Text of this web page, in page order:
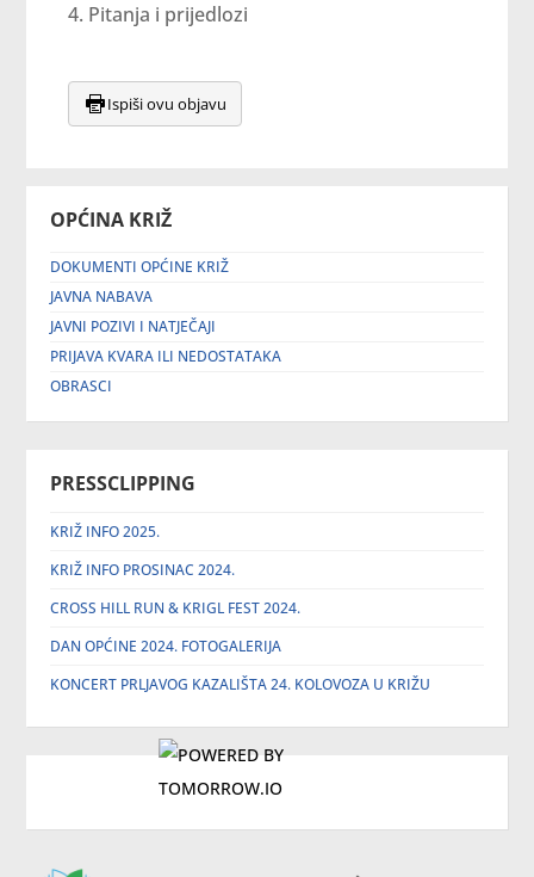
OPĆINA KRIŽ
DOKUMENTI OPĆINE KRIŽ
JAVNA NABAVA
JAVNI POZIVI I NATJEČAJI
PRIJAVA KVARA ILI NEDOSTATAKA
OBRASCI
PRESSCLIPPING
KRIŽ INFO 2025.
KRIŽ INFO PROSINAC 2024.
CROSS HILL RUN & KRIGL FEST 2024.
DAN OPĆINE 2024. FOTOGALERIJA
KONCERT PRLJAVOG KAZALIŠTA 24. KOLOVOZA U KRIŽU
Pitanja i prijedlozi
Ispiši ovu objavu